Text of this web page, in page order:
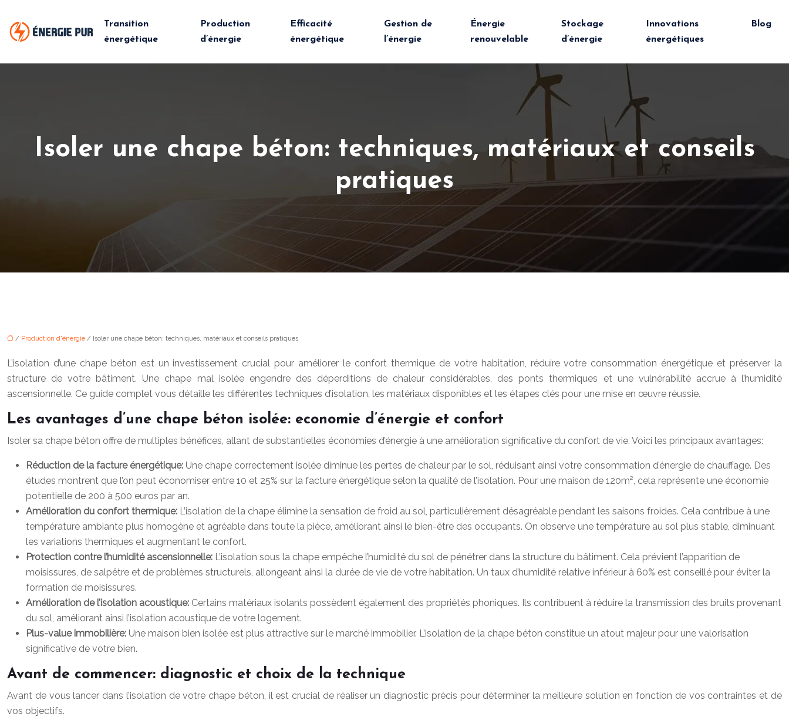
Transition
énergétique
Production
d’énergie
Efficacité
énergétique
Gestion de
l’énergie
Énergie
renouvelable
Stockage
d’énergie
Innovations
énergétiques
Blog
Isoler une chape béton: techniques, matériaux et conseils
pratiques
/ Production d'énergie / Isoler une chape béton: techniques, matériaux et conseils pratiques
L’isolation d’une chape béton est un investissement crucial pour améliorer le confort thermique de votre habitation, réduire votre consommation énergétique et préserver la
structure de votre bâtiment. Une chape mal isolée engendre des déperditions de chaleur considérables, des ponts thermiques et une vulnérabilité accrue à l’humidité
ascensionnelle. Ce guide complet vous détaille les différentes techniques d’isolation, les matériaux disponibles et les étapes clés pour une mise en œuvre réussie.
Les avantages d’une chape béton isolée: economie d’énergie et confort
Isoler sa chape béton offre de multiples bénéfices, allant de substantielles économies d’énergie à une amélioration significative du confort de vie. Voici les principaux avantages:
Réduction de la facture énergétique: Une chape correctement isolée diminue les pertes de chaleur par le sol, réduisant ainsi votre consommation d’énergie de chauffage. Des
études montrent que l’on peut économiser entre 10 et 25% sur la facture énergétique selon la qualité de l’isolation. Pour une maison de 120m², cela représente une économie
potentielle de 200 à 500 euros par an.
Amélioration du confort thermique: L’isolation de la chape élimine la sensation de froid au sol, particulièrement désagréable pendant les saisons froides. Cela contribue à une
température ambiante plus homogène et agréable dans toute la pièce, améliorant ainsi le bien-être des occupants. On observe une température au sol plus stable, diminuant
les variations thermiques et augmentant le confort.
Protection contre l’humidité ascensionnelle: L’isolation sous la chape empêche l’humidité du sol de pénétrer dans la structure du bâtiment. Cela prévient l’apparition de
moisissures, de salpêtre et de problèmes structurels, allongeant ainsi la durée de vie de votre habitation. Un taux d’humidité relative inférieur à 60% est conseillé pour éviter la
formation de moisissures.
Amélioration de l’isolation acoustique: Certains matériaux isolants possèdent également des propriétés phoniques. Ils contribuent à réduire la transmission des bruits provenant
du sol, améliorant ainsi l’isolation acoustique de votre logement.
Plus-value immobilière: Une maison bien isolée est plus attractive sur le marché immobilier. L’isolation de la chape béton constitue un atout majeur pour une valorisation
significative de votre bien.
Avant de commencer: diagnostic et choix de la technique
Avant de vous lancer dans l’isolation de votre chape béton, il est crucial de réaliser un diagnostic précis pour déterminer la meilleure solution en fonction de vos contraintes et de
vos objectifs.